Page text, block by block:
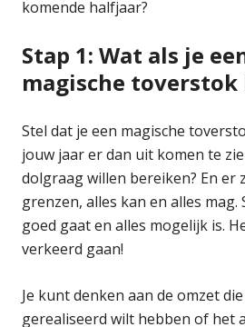
komende halfjaar?
Stap 1: Wat als je
magische toverstok
Stel dat je een magische
jouw jaar er dan uit komen te
dolgraag willen bereiken? En er
grenzen, alles kan en alles mag.
goed gaat en alles mogelijk is.
verkeerd gaan!
Je kunt denken aan de omzet
gerealiseerd wilt hebben of het